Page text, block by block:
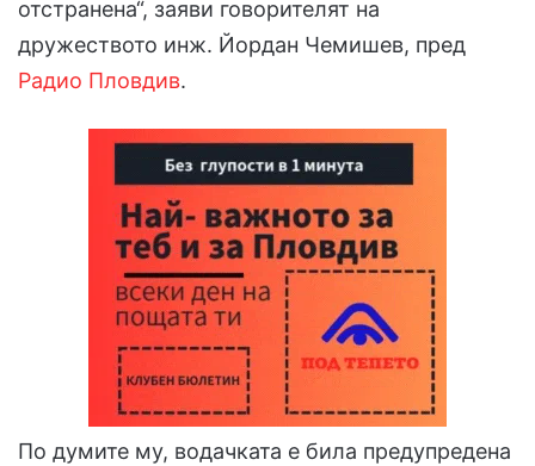
отстранена“, заяви говорителят на
дружеството инж. Йордан Чемишев, пред
Радио Пловдив.
По думите му, водачката е била предупредена